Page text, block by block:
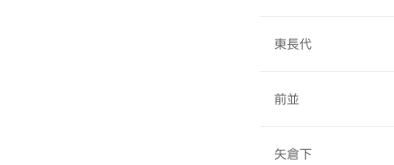
東長代
前並
矢倉下